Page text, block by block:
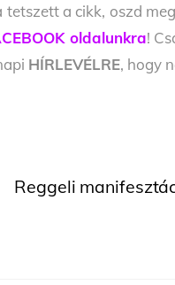
tetszett a cikk, oszd
oldalunkra!
HÍRLEVÉLRE, hogy
Reggeli